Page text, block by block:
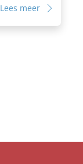
Lees meer